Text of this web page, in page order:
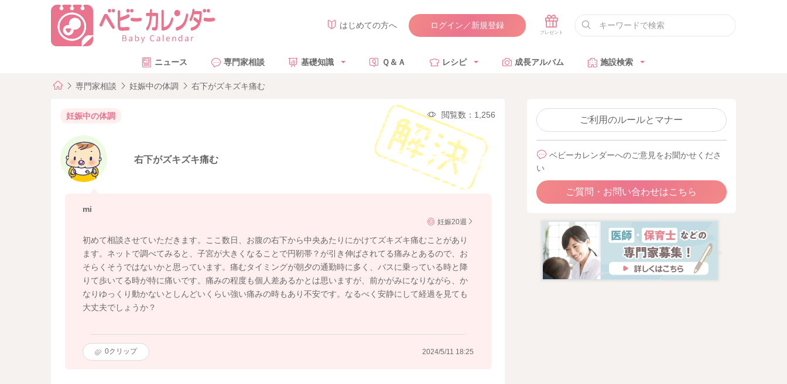
はじめての方へ ログイン／新規登録
ニュース 専門家相談 基礎知識 Ｑ＆Ａ レシピ 成長アルバム 施設検索
専門家相談 妊娠中の体調 右下がズキズキ痛む
妊娠中の体調 閲覧数：1,256
右下がズキズキ痛む
mi
妊娠20週
初めて相談させていただきます。ここ数日、お腹の右下から中央あたりにかけてズキズキ痛むことがあり
ます。ネットで調べてみると、子宮が大きくなることで円靭帯？が引き伸ばされてる痛みとあるので、お
そらくそうではないかと思っています。痛むタイミングが朝夕の通勤時に多く、バスに乗っている時と降
りて歩いてる時が特に痛いです。痛みの程度も個人差あるかとは思いますが、前かがみになりながら、か
なりゆっくり動かないとしんどいくらい強い痛みの時もあり不安です。なるべく安静にして経過を見ても
大丈夫でしょうか？
0クリップ 2024/5/11 18:25
ご利用のルールとマナー
ベビーカレンダーへのご意見をお聞かせくださ
い
ご質問・お問い合わせはこちら